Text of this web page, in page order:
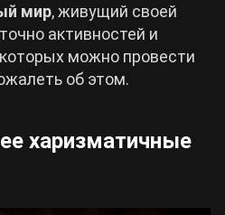
мир, живущий своей
активностей и
можно провести
об этом.
харизматичные